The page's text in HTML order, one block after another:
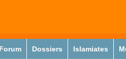
Dossiers Islamiates